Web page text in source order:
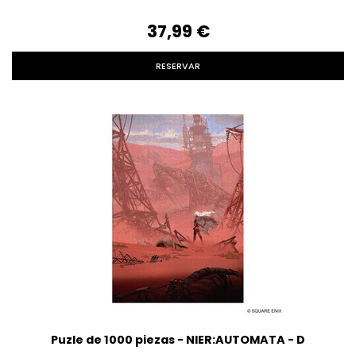
37,99‎ ‎€
RESERVAR
Puzle de 1000 piezas - NIER:AUTOMATA - D